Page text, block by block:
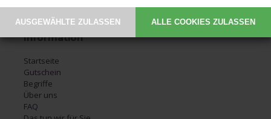
Donnerstag 09:00-11:00
Information
Startseite
Gutschein
Begriffe
Über uns
FAQ